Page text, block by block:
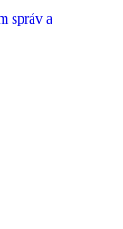
správ a